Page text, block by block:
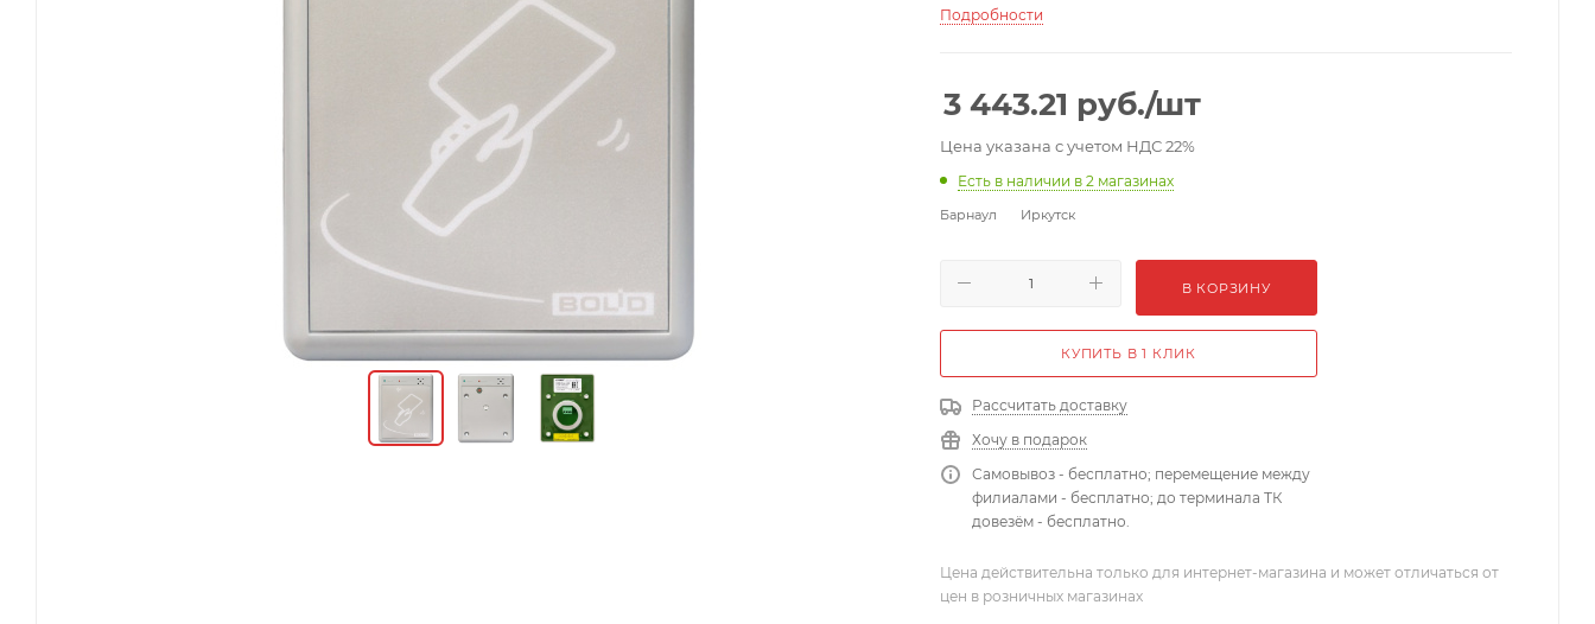
потр. 60 мА, IP20, t-раб. -20...+50°С, габ.размеры 123х97х8 мм.
Подробности
3 443.21 руб./шт
Цена указана с учетом НДС 22%
Есть в наличии в 2 магазинах
Барнаул Иркутск
В КОРЗИНУ
КУПИТЬ В 1 КЛИК
Рассчитать доставку
Хочу в подарок
Самовывоз - бесплатно; перемещение между
филиалами - бесплатно; до терминала ТК
довезём - бесплатно.
Цена действительна только для интернет-магазина и может отличаться от
цен в розничных магазинах